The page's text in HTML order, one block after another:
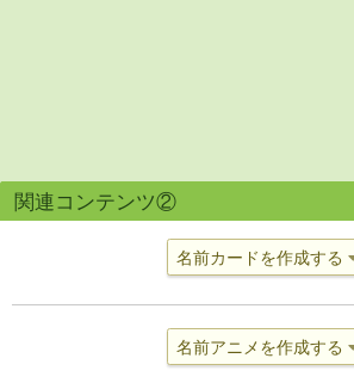
関連コンテンツ②
名前カードを作成する
名前アニメを作成する